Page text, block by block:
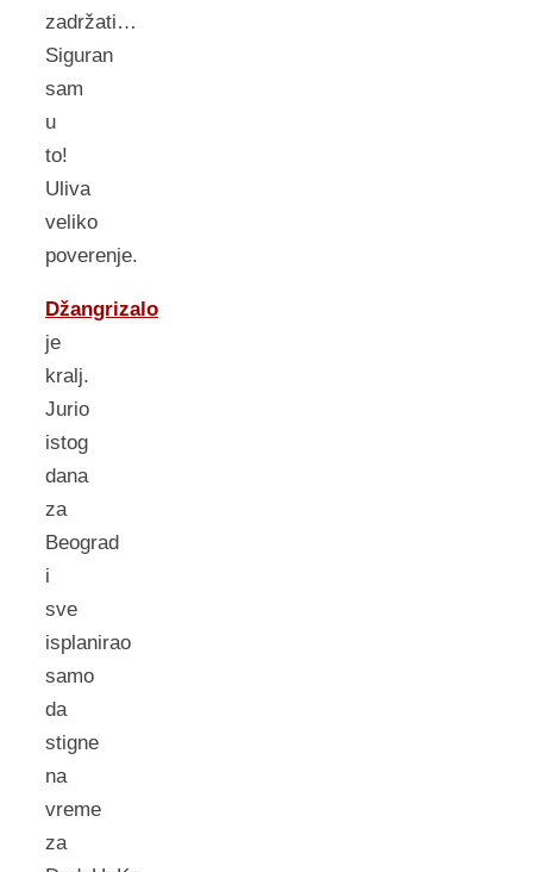
zadržati…
Siguran
sam
u
to!
Uliva
veliko
poverenje.
Džangrizalo
je
kralj.
Jurio
istog
dana
za
Beograd
i
sve
isplanirao
samo
da
stigne
na
vreme
za